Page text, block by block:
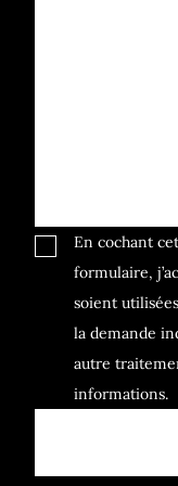
En cochant
formulaire,
soient
la demande
autre
informations.